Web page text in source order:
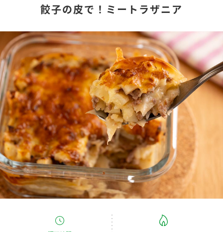
商品情報
商品カテゴリ
酢 調味酢
お酢ドリンク ぽん酢
みりん風・料理酒 鍋用調味料
つゆ
新商品一覧
キャンペーン情報
ブランド・スペシャルサイト
ブランド・スペシャルサイト トップ
商品ブランドサイト
Fibee（ファイビー）
くらしプラ酢
お酢ドリンク
企業情報
国内事業概要
餃子の皮で！ミートラザニア